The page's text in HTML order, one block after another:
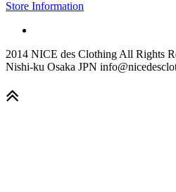
Store Information
2014 NICE des Clothing All Rights
Nishi-ku Osaka JPN